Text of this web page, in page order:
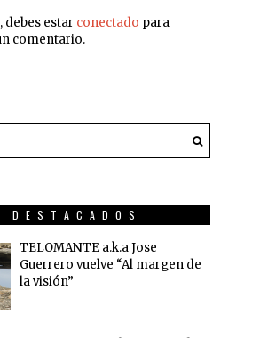
debes estar conectado para
comentario.
DESTACADOS
TELOMANTE a.k.a Jose
Guerrero vuelve “Al margen de
la visión”